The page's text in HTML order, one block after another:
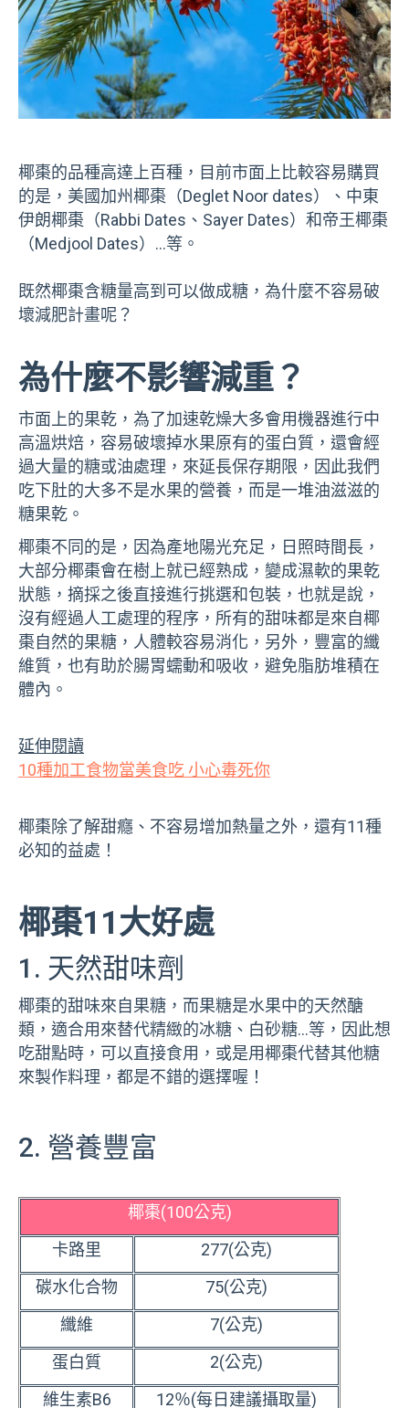
椰棗的品種高達上百種，目前市面上比較容易購買
的是，美國加州椰棗（Deglet Noor dates）、中東
伊朗椰棗（Rabbi Dates、Sayer Dates）和帝王椰棗
（Medjool Dates）…等。
既然椰棗含糖量高到可以做成糖，為什麼不容易破
壞減肥計畫呢？
為什麼不影響減重？
市面上的果乾，為了加速乾燥大多會用機器進行中
高溫烘焙，容易破壞掉水果原有的蛋白質，還會經
過大量的糖或油處理，來延長保存期限，因此我們
吃下肚的大多不是水果的營養，而是一堆油滋滋的
糖果乾。
椰棗不同的是，因為產地陽光充足，日照時間長，
大部分椰棗會在樹上就已經熟成，變成濕軟的果乾
狀態，摘採之後直接進行挑選和包裝，也就是說，
沒有經過人工處理的程序，所有的甜味都是來自椰
棗自然的果糖，人體較容易消化，另外，豐富的纖
維質，也有助於腸胃蠕動和吸收，避免脂肪堆積在
體內。
延伸閱讀
10種加工食物當美食吃 小心毒死你
椰棗除了解甜癮、不容易增加熱量之外，還有11種
必知的益處！
椰棗11大好處
1. 天然甜味劑
椰棗的甜味來自果糖，而果糖是水果中的天然醣
類，適合用來替代精緻的冰糖、白砂糖…等，因此想
吃甜點時，可以直接食用，或是用椰棗代替其他糖
來製作料理，都是不錯的選擇喔！
2. 營養豐富
椰棗(100公克)
卡路里
277(公克)
碳水化合物
75(公克)
纖維
7(公克)
蛋白質
2(公克)
維生素B6
12％(每日建議攝取量)